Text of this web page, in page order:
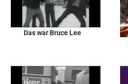
Das war Bruce Lee